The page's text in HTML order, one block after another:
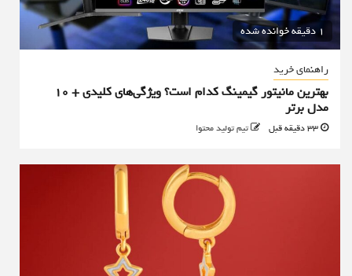
1 دقیقه خوانده شده
راهنمای خرید
بهترین مانیتور گیمینگ کدام است؟ ویژگی‌های کلیدی + 10
مدل برتر
تیم تولید محتوا